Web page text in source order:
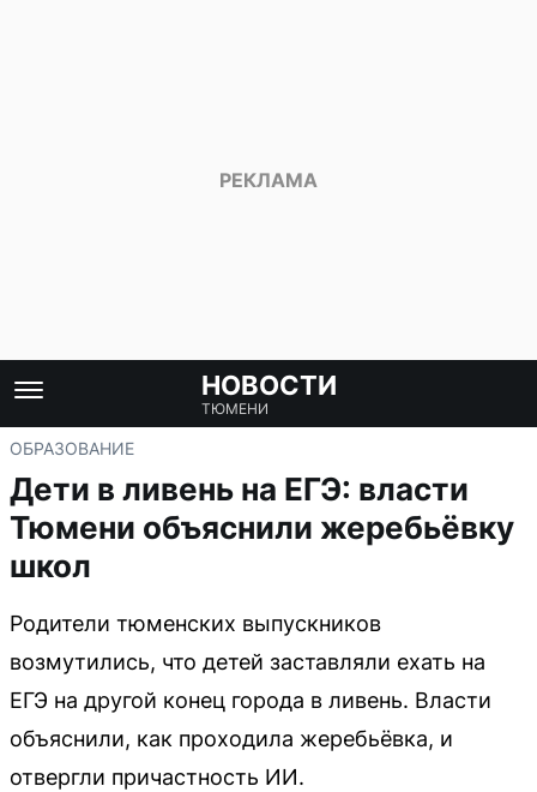
НОВОСТИ
ТЮМЕНИ
ОБРАЗОВАНИЕ
Дети в ливень на ЕГЭ: власти
Тюмени объяснили жеребьёвку
школ
Родители тюменских выпускников
возмутились, что детей заставляли ехать на
ЕГЭ на другой конец города в ливень. Власти
объяснили, как проходила жеребьёвка, и
отвергли причастность ИИ.